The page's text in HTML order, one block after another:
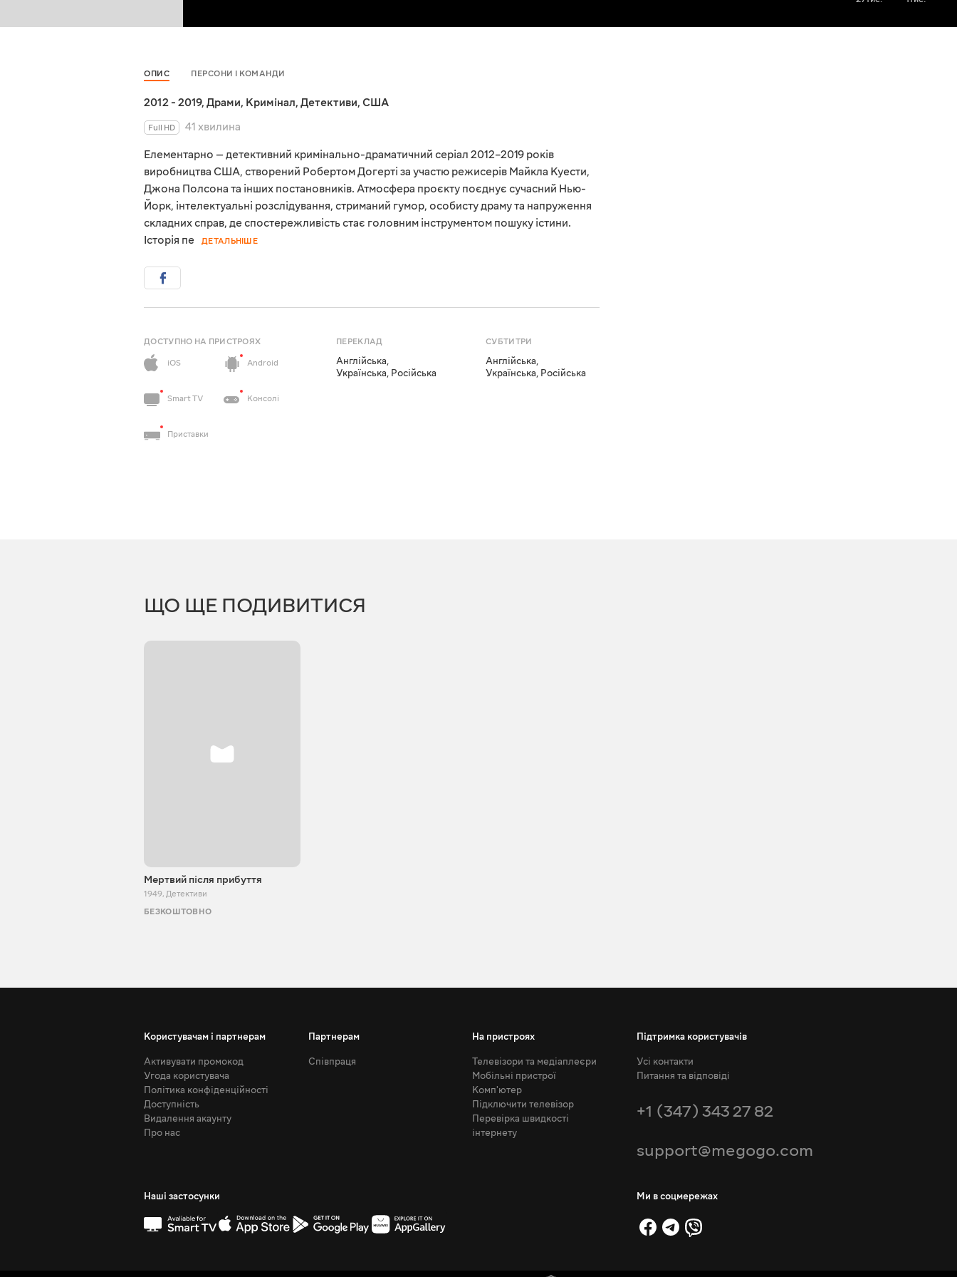
ОПИС ПЕРСОНИ І КОМАНДИ
2012 - 2019, Драми, Кримінал, Детективи, США
Full HD
41 хвилина
Елементарно — детективний кримінально-драматичний серіал 2012–2019 років
виробництва США, створений Робертом Догерті за участю режисерів Майкла Куести,
Джона Полсона та інших постановників. Атмосфера проєкту поєднує сучасний Нью-
Йорк, інтелектуальні розслідування, стриманий гумор, особисту драму та напруження
складних справ, де спостережливість стає головним інструментом пошуку істини.
Історія пе
ДЕТАЛЬНІШЕ
ДОСТУПНО НА ПРИСТРОЯХ
iOS
Android
Smart TV Консолі
Приставки
ПЕРЕКЛАД
Англійська,
Українська, Російська
СУБТИТРИ
Англійська,
Українська, Російська
ЩО ЩЕ ПОДИВИТИСЯ
Мертвий після прибуття
1949, Детективи
БЕЗКОШТОВНО
Користувачам і партнерам
Активувати промокод
Угода користувача
Політика конфіденційності
Доступність
Видалення акаунту
Про нас
Партнерам
Співпраця
На пристроях
Телевізори та медіаплеєри
Мобільні пристрої
Комп'ютер
Підключити телевізор
Перевірка швидкості
інтернету
Підтримка користувачів
Усі контакти
Питання та відповіді
+1 (347) 343 27 82
support@megogo.com
Наші застосунки Ми в соцмережах